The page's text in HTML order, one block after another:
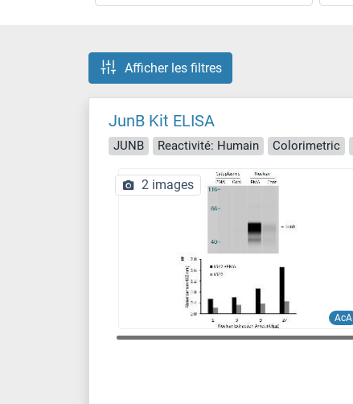
Afficher les filtres
JunB Kit ELISA
JUNB Reactivité: Humain Colorimetric
AcA
2 images